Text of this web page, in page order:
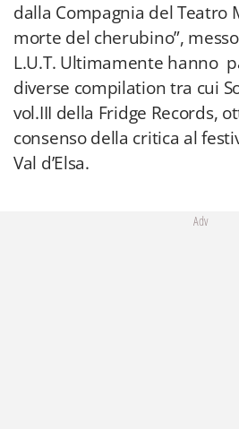
dalla Compagnia del Teatro
morte del cherubino”,
L.U.T. Ultimamente hanno
diverse compilation tra cui
vol.III della Fridge Records,
consenso della critica al
Val d’Elsa.
Adv